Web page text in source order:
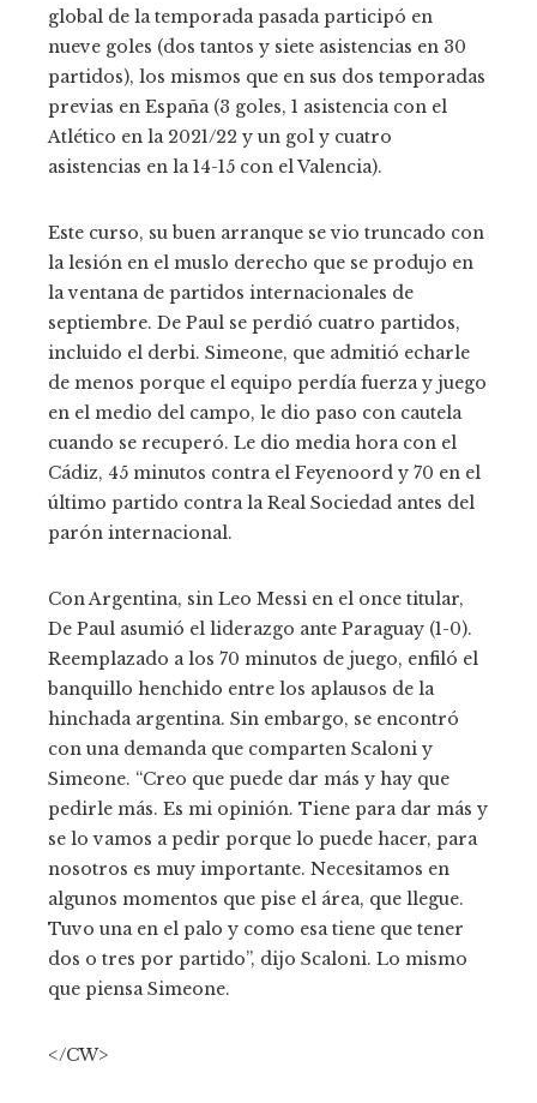
global de la temporada pasada participó en
nueve goles (dos tantos y siete asistencias en 30
partidos), los mismos que en sus dos temporadas
previas en España (3 goles, 1 asistencia con el
Atlético en la 2021/22 y un gol y cuatro
asistencias en la 14-15 con el Valencia).
Este curso, su buen arranque se vio truncado con
la lesión en el muslo derecho que se produjo en
la ventana de partidos internacionales de
septiembre. De Paul se perdió cuatro partidos,
incluido el derbi. Simeone, que admitió echarle
de menos porque el equipo perdía fuerza y juego
en el medio del campo, le dio paso con cautela
cuando se recuperó. Le dio media hora con el
Cádiz, 45 minutos contra el Feyenoord y 70 en el
último partido contra la Real Sociedad antes del
parón internacional.
Con Argentina, sin Leo Messi en el once titular,
De Paul asumió el liderazgo ante Paraguay (1-0).
Reemplazado a los 70 minutos de juego, enfiló el
banquillo henchido entre los aplausos de la
hinchada argentina. Sin embargo, se encontró
con una demanda que comparten Scaloni y
Simeone. “Creo que puede dar más y hay que
pedirle más. Es mi opinión. Tiene para dar más y
se lo vamos a pedir porque lo puede hacer, para
nosotros es muy importante. Necesitamos en
algunos momentos que pise el área, que llegue.
Tuvo una en el palo y como esa tiene que tener
dos o tres por partido”, dijo Scaloni. Lo mismo
que piensa Simeone.
</CW>